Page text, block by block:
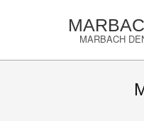
MARBACH